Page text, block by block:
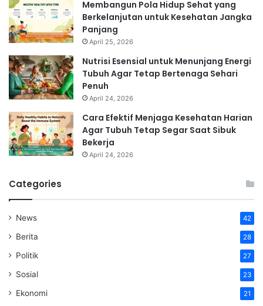
Membangun Pola Hidup Sehat yang
Berkelanjutan untuk Kesehatan Jangka
Panjang
April 25, 2026
Nutrisi Esensial untuk Menunjang Energi
Tubuh Agar Tetap Bertenaga Sehari
Penuh
April 24, 2026
Cara Efektif Menjaga Kesehatan Harian
Agar Tubuh Tetap Segar Saat Sibuk
Bekerja
April 24, 2026
Categories
News 42
Berita 28
Politik 27
Sosial 23
Ekonomi 21